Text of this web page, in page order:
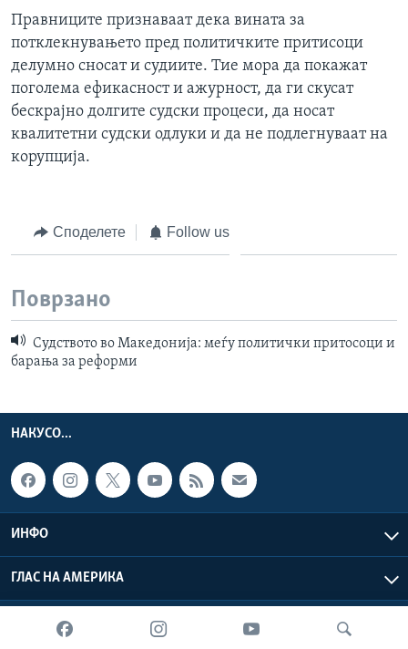
Правниците признаваат дека вината за
потклекнувањето пред политичките притисоци
делумно сносат и судиите. Тие мора да покажат
поголема ефикасност и ажурност, да ги скусат
бескрајно долгите судски процеси, да носат
квалитетни судски одлуки и да не подлегнуваат на
корупција.
Споделете Follow us
Поврзано
Судството во Македонија: меѓу политички притосоци и
барања за реформи
НАКУСО...
ИНФО
ГЛАС НА АМЕРИКА
Глас на Америка © 2026 VOA, Inc. Сите права задржани.